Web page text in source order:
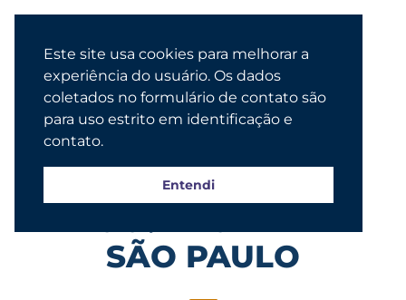
SÃO PAULO
Este site usa cookies para melhorar a
experiência do usuário. Os dados
coletados no formulário de contato são
para uso estrito em identificação e
contato.
Entendi